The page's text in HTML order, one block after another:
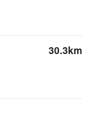
30.3km